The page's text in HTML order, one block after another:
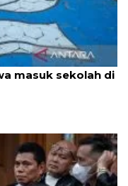
masuk sekolah di